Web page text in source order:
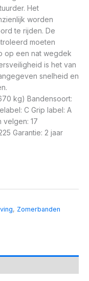
Het
worden
te rijden. De
moeten
op een nat wegdek
is het van
snelheid en
kg) Bandensoort:
C Grip label: A
velgen: 17
Garantie: 2 jaar
, Zomerbanden